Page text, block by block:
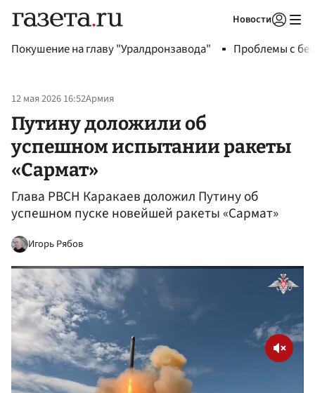
Новости
Покушение на главу "Уралдронзавода" Проблемы с
12 мая 2026 16:52Армия
Путину доложили об
успешном испытании ракеты
«Сармат»
Глава РВСН Каракаев доложил Путину об
успешном пуске новейшей ракеты «Сармат»
Игорь Рябов